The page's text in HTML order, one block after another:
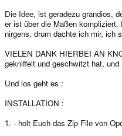
Die Idee, ist geradezu grandios,
er ist über die Maßen
nirgens, drum dachte ich mir, ich
VIELEN DANK HIERBEI AN
gekniffelt und geschwitzt hat, und
Und los geht es :
INSTALLATION :
1. - holt Euch das Zip File von